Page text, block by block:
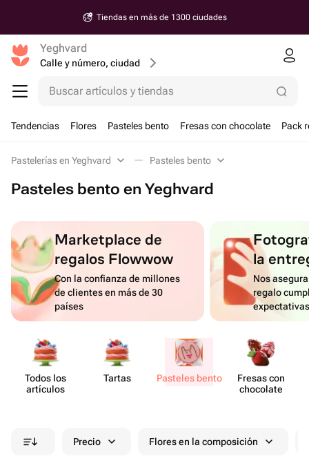
Tiendas en más de 1300 ciudades
Yeghvard
Calle y número, ciudad
Buscar artículos y tiendas
Tendencias Flores Pasteles bento Fresas con chocolate Pack
Pastelerías en Yeghvard Pasteles bento
Pasteles bento en Yeghvard
Marketplace de
regalos Flowwow
Con la confianza de millones
de clientes en más de 30
países
la
Nos
regalo
Todos los
artículos
Tartas Pasteles bento
Fresas con
chocolate
Precio Flores en la composición